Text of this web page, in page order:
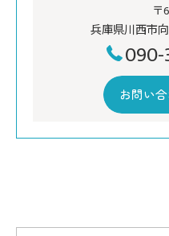
〒
兵庫県川西市
お問い